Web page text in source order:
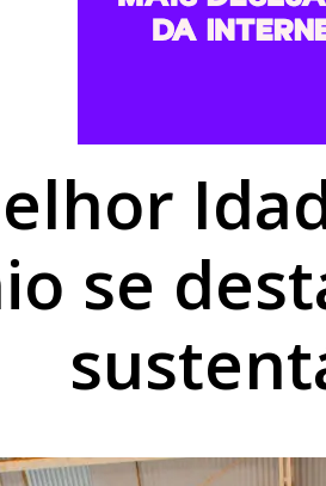
premiado com R$ 52,8 mil na
se